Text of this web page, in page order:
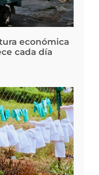
económica
cada día